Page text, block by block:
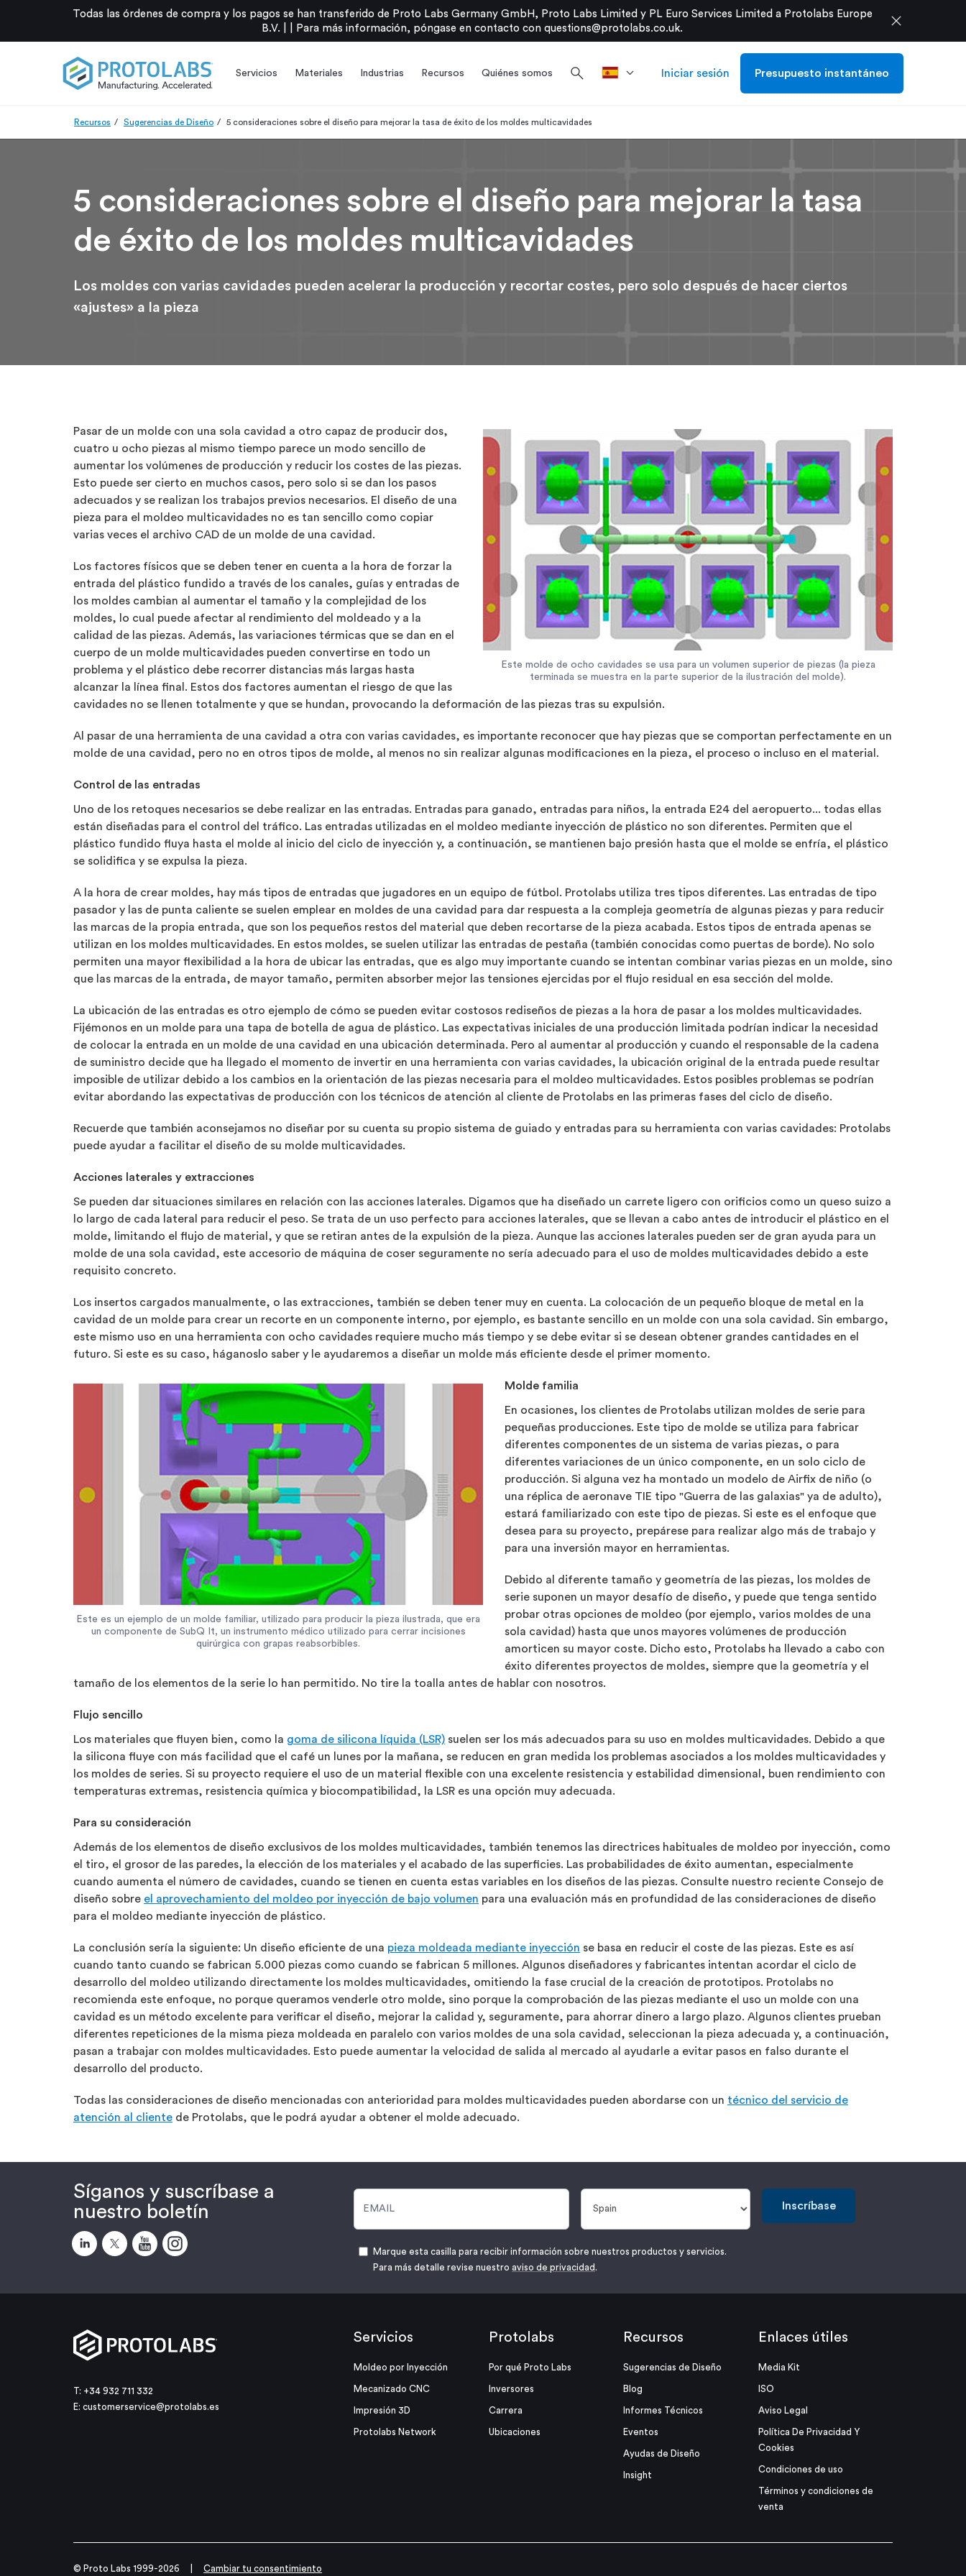
Todas las órdenes de compra y los pagos se han transferido de Proto Labs Germany GmbH, Proto Labs Limited y PL Euro Services Limited a Protolabs Europe
B.V. |
Para más información, póngase en contacto con questions@protolabs.co.uk. close
Servicios Materiales Industrias Recursos Quiénes somos search Iniciar sesión Presupuesto instantáneo
Recursos Sugerencias de Diseño 5 consideraciones sobre el diseño para mejorar la tasa de éxito de los moldes multicavidades
5 consideraciones sobre el diseño para mejorar la tasa
de éxito de los moldes multicavidades
Los moldes con varias cavidades pueden acelerar la producción y recortar costes, pero solo después de hacer ciertos
«ajustes» a la pieza
Este molde de ocho cavidades se usa para un volumen superior de piezas (la pieza
terminada se muestra en la parte superior de la ilustración del molde).
Pasar de un molde con una sola cavidad a otro capaz de producir dos,
cuatro u ocho piezas al mismo tiempo parece un modo sencillo de
aumentar los volúmenes de producción y reducir los costes de las piezas.
Esto puede ser cierto en muchos casos, pero solo si se dan los pasos
adecuados y se realizan los trabajos previos necesarios. El diseño de una
pieza para el moldeo multicavidades no es tan sencillo como copiar
varias veces el archivo CAD de un molde de una cavidad.
Los factores físicos que se deben tener en cuenta a la hora de forzar la
entrada del plástico fundido a través de los canales, guías y entradas de
los moldes cambian al aumentar el tamaño y la complejidad de los
moldes, lo cual puede afectar al rendimiento del moldeado y a la
calidad de las piezas. Además, las variaciones térmicas que se dan en el
cuerpo de un molde multicavidades pueden convertirse en todo un
problema y el plástico debe recorrer distancias más largas hasta
alcanzar la línea final. Estos dos factores aumentan el riesgo de que las
cavidades no se llenen totalmente y que se hundan, provocando la deformación de las piezas tras su expulsión.
Al pasar de una herramienta de una cavidad a otra con varias cavidades, es importante reconocer que hay piezas que se comportan perfectamente en un
molde de una cavidad, pero no en otros tipos de molde, al menos no sin realizar algunas modificaciones en la pieza, el proceso o incluso en el material.
Control de las entradas
Uno de los retoques necesarios se debe realizar en las entradas. Entradas para ganado, entradas para niños, la entrada E24 del aeropuerto... todas ellas
están diseñadas para el control del tráfico. Las entradas utilizadas en el moldeo mediante inyección de plástico no son diferentes. Permiten que el
plástico fundido fluya hasta el molde al inicio del ciclo de inyección y, a continuación, se mantienen bajo presión hasta que el molde se enfría, el plástico
se solidifica y se expulsa la pieza.
A la hora de crear moldes, hay más tipos de entradas que jugadores en un equipo de fútbol. Protolabs utiliza tres tipos diferentes. Las entradas de tipo
pasador y las de punta caliente se suelen emplear en moldes de una cavidad para dar respuesta a la compleja geometría de algunas piezas y para reducir
las marcas de la propia entrada, que son los pequeños restos del material que deben recortarse de la pieza acabada. Estos tipos de entrada apenas se
utilizan en los moldes multicavidades. En estos moldes, se suelen utilizar las entradas de pestaña (también conocidas como puertas de borde). No solo
permiten una mayor flexibilidad a la hora de ubicar las entradas, que es algo muy importante cuando se intentan combinar varias piezas en un molde, sino
que las marcas de la entrada, de mayor tamaño, permiten absorber mejor las tensiones ejercidas por el flujo residual en esa sección del molde.
La ubicación de las entradas es otro ejemplo de cómo se pueden evitar costosos rediseños de piezas a la hora de pasar a los moldes multicavidades.
Fijémonos en un molde para una tapa de botella de agua de plástico. Las expectativas iniciales de una producción limitada podrían indicar la necesidad
de colocar la entrada en un molde de una cavidad en una ubicación determinada. Pero al aumentar al producción y cuando el responsable de la cadena
de suministro decide que ha llegado el momento de invertir en una herramienta con varias cavidades, la ubicación original de la entrada puede resultar
imposible de utilizar debido a los cambios en la orientación de las piezas necesaria para el moldeo multicavidades. Estos posibles problemas se podrían
evitar abordando las expectativas de producción con los técnicos de atención al cliente de Protolabs en las primeras fases del ciclo de diseño.
Recuerde que también aconsejamos no diseñar por su cuenta su propio sistema de guiado y entradas para su herramienta con varias cavidades: Protolabs
puede ayudar a facilitar el diseño de su molde multicavidades.
Acciones laterales y extracciones
Se pueden dar situaciones similares en relación con las acciones laterales. Digamos que ha diseñado un carrete ligero con orificios como un queso suizo a
lo largo de cada lateral para reducir el peso. Se trata de un uso perfecto para acciones laterales, que se llevan a cabo antes de introducir el plástico en el
molde, limitando el flujo de material, y que se retiran antes de la expulsión de la pieza. Aunque las acciones laterales pueden ser de gran ayuda para un
molde de una sola cavidad, este accesorio de máquina de coser seguramente no sería adecuado para el uso de moldes multicavidades debido a este
requisito concreto.
Los insertos cargados manualmente, o las extracciones, también se deben tener muy en cuenta. La colocación de un pequeño bloque de metal en la
cavidad de un molde para crear un recorte en un componente interno, por ejemplo, es bastante sencillo en un molde con una sola cavidad. Sin embargo,
este mismo uso en una herramienta con ocho cavidades requiere mucho más tiempo y se debe evitar si se desean obtener grandes cantidades en el
futuro. Si este es su caso, háganoslo saber y le ayudaremos a diseñar un molde más eficiente desde el primer momento.
Este es un ejemplo de un molde familiar, utilizado para producir la pieza ilustrada, que era
un componente de SubQ It, un instrumento médico utilizado para cerrar incisiones
quirúrgica con grapas reabsorbibles.
Molde familia
En ocasiones, los clientes de Protolabs utilizan moldes de serie para
pequeñas producciones. Este tipo de molde se utiliza para fabricar
diferentes componentes de un sistema de varias piezas, o para
diferentes variaciones de un único componente, en un solo ciclo de
producción. Si alguna vez ha montado un modelo de Airfix de niño (o
una réplica de aeronave TIE tipo "Guerra de las galaxias" ya de adulto),
estará familiarizado con este tipo de piezas. Si este es el enfoque que
desea para su proyecto, prepárese para realizar algo más de trabajo y
para una inversión mayor en herramientas.
Debido al diferente tamaño y geometría de las piezas, los moldes de
serie suponen un mayor desafío de diseño, y puede que tenga sentido
probar otras opciones de moldeo (por ejemplo, varios moldes de una
sola cavidad) hasta que unos mayores volúmenes de producción
amorticen su mayor coste. Dicho esto, Protolabs ha llevado a cabo con
éxito diferentes proyectos de moldes, siempre que la geometría y el
tamaño de los elementos de la serie lo han permitido. No tire la toalla antes de hablar con nosotros.
Flujo sencillo
Los materiales que fluyen bien, como la goma de silicona líquida (LSR) suelen ser los más adecuados para su uso en moldes multicavidades. Debido a que
la silicona fluye con más facilidad que el café un lunes por la mañana, se reducen en gran medida los problemas asociados a los moldes multicavidades y
los moldes de series. Si su proyecto requiere el uso de un material flexible con una excelente resistencia y estabilidad dimensional, buen rendimiento con
temperaturas extremas, resistencia química y biocompatibilidad, la LSR es una opción muy adecuada.
Para su consideración
Además de los elementos de diseño exclusivos de los moldes multicavidades, también tenemos las directrices habituales de moldeo por inyección, como
el tiro, el grosor de las paredes, la elección de los materiales y el acabado de las superficies. Las probabilidades de éxito aumentan, especialmente
cuando aumenta el número de cavidades, cuando se tienen en cuenta estas variables en los diseños de las piezas. Consulte nuestro reciente Consejo de
diseño sobre el aprovechamiento del moldeo por inyección de bajo volumen para una evaluación más en profundidad de las consideraciones de diseño
para el moldeo mediante inyección de plástico.
La conclusión sería la siguiente: Un diseño eficiente de una pieza moldeada mediante inyección se basa en reducir el coste de las piezas. Este es así
cuando tanto cuando se fabrican 5.000 piezas como cuando se fabrican 5 millones. Algunos diseñadores y fabricantes intentan acordar el ciclo de
desarrollo del moldeo utilizando directamente los moldes multicavidades, omitiendo la fase crucial de la creación de prototipos. Protolabs no
recomienda este enfoque, no porque queramos venderle otro molde, sino porque la comprobación de las piezas mediante el uso un molde con una
cavidad es un método excelente para verificar el diseño, mejorar la calidad y, seguramente, para ahorrar dinero a largo plazo. Algunos clientes prueban
diferentes repeticiones de la misma pieza moldeada en paralelo con varios moldes de una sola cavidad, seleccionan la pieza adecuada y, a continuación,
pasan a trabajar con moldes multicavidades. Esto puede aumentar la velocidad de salida al mercado al ayudarle a evitar pasos en falso durante el
desarrollo del producto.
Todas las consideraciones de diseño mencionadas con anterioridad para moldes multicavidades pueden abordarse con un técnico del servicio de
atención al cliente de Protolabs, que le podrá ayudar a obtener el molde adecuado.
Síganos y suscríbase a
nuestro boletín
Inscríbase
Marque esta casilla para recibir información sobre nuestros productos y servicios.
Para más detalle revise nuestro aviso de privacidad .
T: +34 932 711 332
E: customerservice@protolabs.es
Servicios
Moldeo por Inyección
Mecanizado CNC
Impresión 3D
Protolabs Network
Protolabs
Por qué Proto Labs
Inversores
Carrera
Ubicaciones
Recursos
Sugerencias de Diseño
Blog
Informes Técnicos
Eventos
Ayudas de Diseño
Insight
Enlaces útiles
Media Kit
ISO
Aviso Legal
Política De Privacidad Y
Cookies
Condiciones de uso
Términos y condiciones de
venta
© Proto Labs 1999-2026 Cambiar tu consentimiento